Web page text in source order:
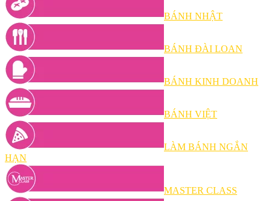
BÁNH NHẬT
BÁNH ĐÀI LOAN
BÁNH KINH DOANH
BÁNH VIỆT
LÀM BÁNH NGẮN
HẠN
MASTER CLASS